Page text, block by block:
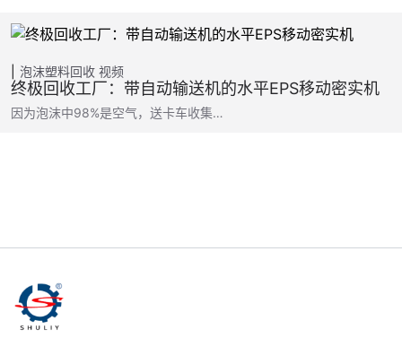
泡沫塑料回收 视频
终极回收工厂：带自动输送机的水平EPS移动密实机
因为泡沫中98%是空气，送卡车收集…